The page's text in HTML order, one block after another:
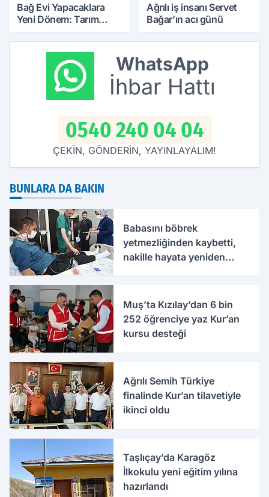
Bağ Evi Yapacaklara
Yeni Dönem: Tarım
Şartları Değişti
Ağrılı iş insanı Servet
Bağar’ın acı günü
WhatsApp
İhbar Hattı
0540 240 04 04
ÇEKİN, GÖNDERİN, YAYINLAYALIM!
BUNLARA DA BAKIN
Babasını böbrek
yetmezliğinden kaybetti,
nakille hayata yeniden
Muş’ta Kızılay’dan 6 bin
252 öğrenciye yaz Kur’an
kursu desteği
Ağrılı Semih Türkiye
finalinde Kur’an tilavetiyle
ikinci oldu
Taşlıçay’da Karagöz
İlkokulu yeni eğitim yılına
hazırlandı